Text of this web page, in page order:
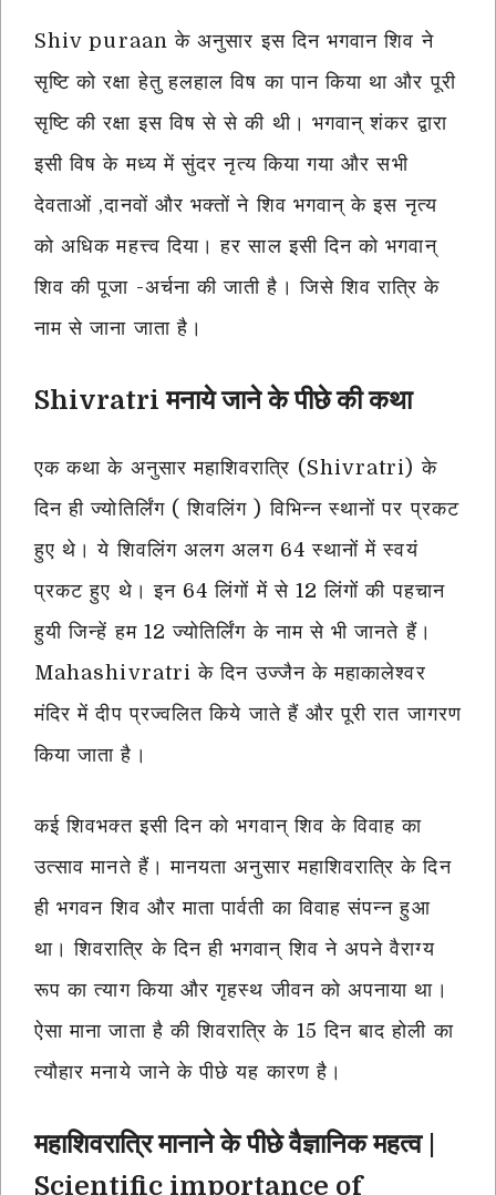
Shiv puraan के अनुसार इस दिन भगवान शिव ने
सृष्टि को रक्षा हेतु हलहाल विष का पान किया था और पूरी
सृष्टि की रक्षा इस विष से से की थी। भगवान् शंकर द्वारा
इसी विष के मध्य में सुंदर नृत्य किया गया और सभी
देवताओं ,दानवों और भक्तों ने शिव भगवान् के इस नृत्य
को अधिक महत्त्व दिया। हर साल इसी दिन को भगवान्
शिव की पूजा -अर्चना की जाती है। जिसे शिव रात्रि के
नाम से जाना जाता है।
Shivratri मनाये जाने के पीछे की कथा
एक कथा के अनुसार महाशिवरात्रि (Shivratri) के
दिन ही ज्योतिर्लिंग ( शिवलिंग ) विभिन्न स्थानों पर प्रकट
हुए थे। ये शिवलिंग अलग अलग 64 स्थानों में स्वयं
प्रकट हुए थे। इन 64 लिंगों में से 12 लिंगों की पहचान
हुयी जिन्हें हम 12 ज्योतिर्लिंग के नाम से भी जानते हैं।
Mahashivratri के दिन उज्जैन के महाकालेश्वर
मंदिर में दीप प्रज्वलित किये जाते हैं और पूरी रात जागरण
किया जाता है।
कई शिवभक्त इसी दिन को भगवान् शिव के विवाह का
उत्साव मानते हैं। मानयता अनुसार महाशिवरात्रि के दिन
ही भगवन शिव और माता पार्वती का विवाह संपन्न हुआ
था। शिवरात्रि के दिन ही भगवान् शिव ने अपने वैराग्य
रूप का त्याग किया और गृहस्थ जीवन को अपनाया था।
ऐसा माना जाता है की शिवरात्रि के 15 दिन बाद होली का
त्यौहार मनाये जाने के पीछे यह कारण है।
महाशिवरात्रि मानाने के पीछे वैज्ञानिक महत्व |
Scientific importance of